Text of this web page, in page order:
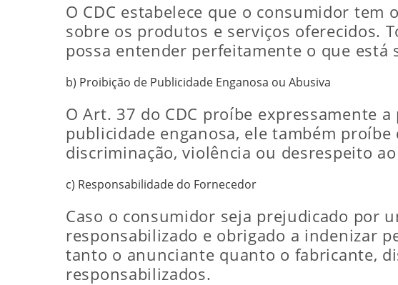
O CDC estabelece que o consumidor
sobre os produtos e serviços oferecidos.
possa entender perfeitamente o que está
b) Proibição de Publicidade Enganosa ou Abusiva
O Art. 37 do CDC proíbe expressamente
publicidade enganosa, ele também
discriminação, violência ou desrespeito
c) Responsabilidade do Fornecedor
Caso o consumidor seja prejudicado por
responsabilizado e obrigado a indenizar
tanto o anunciante quanto o fabricante,
responsabilizados.